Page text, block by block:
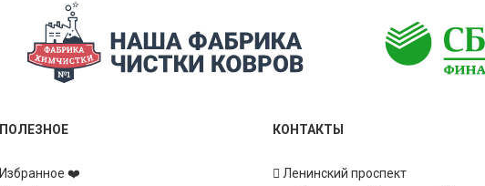
ПОЛЕЗНОЕ
Избранное ❤️
КОНТАКТЫ
Ленинский проспект